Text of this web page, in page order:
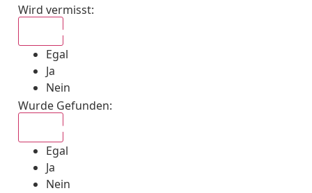
Wird vermisst:
Egal
Ja
Nein
Wurde Gefunden:
Egal
Ja
Nein